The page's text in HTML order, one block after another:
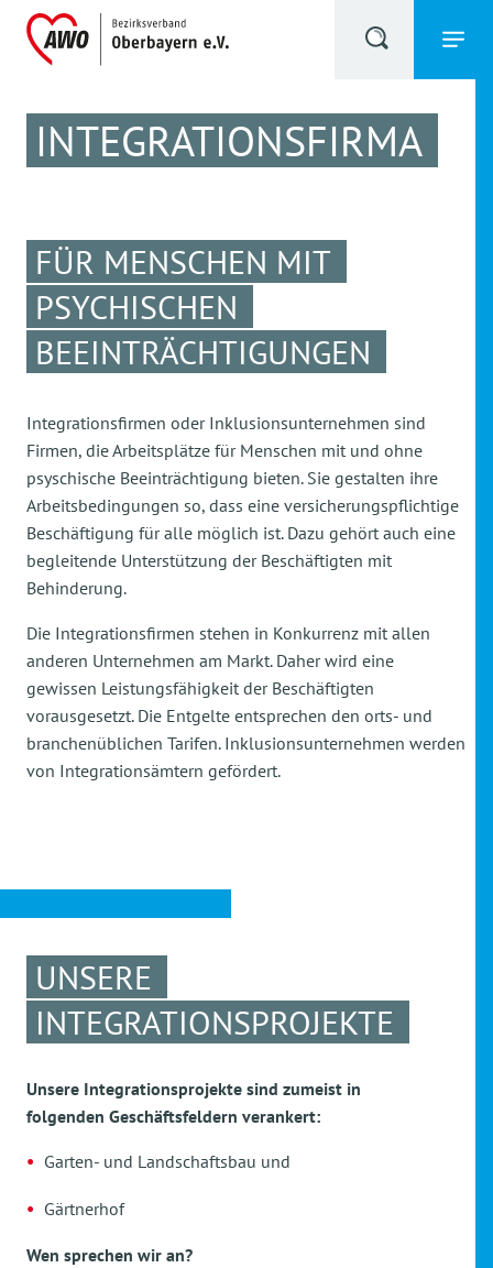
INTEGRATIONSFIRMA
FÜR MENSCHEN MIT
PSYCHISCHEN
BEEINTRÄCHTIGUNGEN
Integrationsfirmen oder Inklusionsunternehmen sind
Firmen, die Arbeitsplätze für Menschen mit und ohne
psyschische Beeinträchtigung bieten. Sie gestalten ihre
Arbeitsbedingungen so, dass eine versicherungspflichtige
Beschäftigung für alle möglich ist. Dazu gehört auch eine
begleitende Unterstützung der Beschäftigten mit
Behinderung.
Die Integrationsfirmen stehen in Konkurrenz mit allen
anderen Unternehmen am Markt. Daher wird eine
gewissen Leistungsfähigkeit der Beschäftigten
vorausgesetzt. Die Entgelte entsprechen den orts- und
branchenüblichen Tarifen. Inklusionsunternehmen werden
von Integrationsämtern gefördert.
UNSERE
INTEGRATIONSPROJEKTE
Unsere Integrationsprojekte sind zumeist in
folgenden Geschäftsfeldern verankert:
Garten- und Landschaftsbau und
Gärtnerhof
Wen sprechen wir an?